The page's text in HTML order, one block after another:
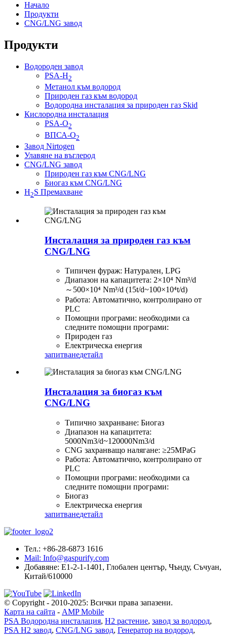
Начало
Продукти
CNG/LNG завод
Продукти
Водороден завод
PSA-H2
Метанол към водород
Природен газ към водород
Водородна инсталация за природен газ Skid
Кислородна инсталация
PSA-O2
ВПСА-О2
Завод Nirtogen
Улавяне на въглерод
CNG/LNG завод
Природен газ към CNG/LNG
Биогаз към CNG/LNG
H2S Премахване
Инсталация за природен газ към
CNG/LNG
Типичен фураж: Натурален, LPG
Диапазон на капацитета: 2×10⁴ Nm³/d
～500×10⁴ Nm³/d (15t/d~100×10⁴t/d)
Работа: Автоматично, контролирано от
PLC
Помощни програми: необходими са
следните помощни програми:
Природен газ
Електрическа енергия
запитванедетайл
Инсталация за биогаз към
CNG/LNG
Типично захранване: Биогаз
Диапазон на капацитета:
5000Nm3/d~120000Nm3/d
CNG захранващо налягане: ≥25MPaG
Работа: Автоматично, контролирано от
PLC
Помощни програми: необходими са
следните помощни програми:
Биогаз
Електрическа енергия
запитванедетайл
Тел.: +86-28-6873 1616
Mail: Info@gaspurify.com
Добавяне: E1-2-1-1401, Глобален център, Чънду, Съчуан,
Китай/610000
© Copyright - 2010-2025: Всички права запазени.
Карта на сайта - AMP Mobile
PSA Водородна инсталация, H2 растение, завод за водород,
PSA H2 завод, CNG/LNG завод, Генератор на водород,